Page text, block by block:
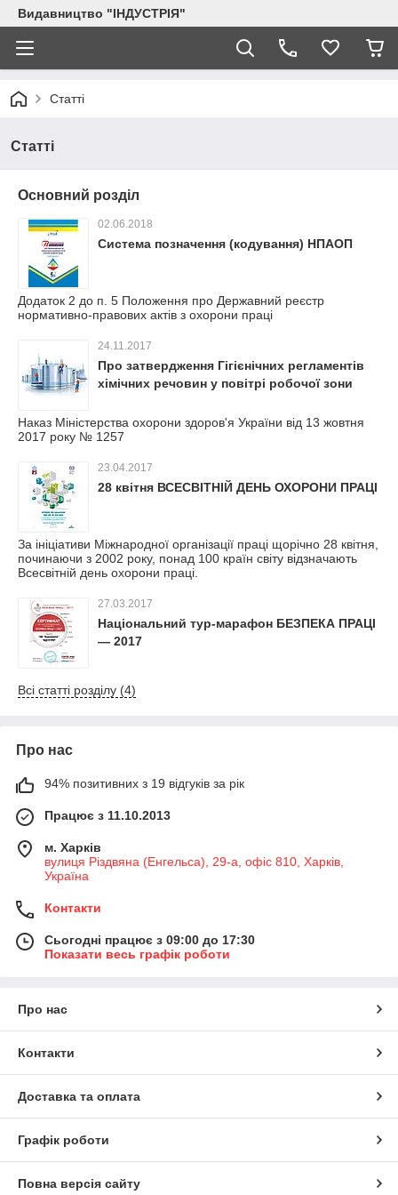
Видавництво "ІНДУСТРІЯ"
Статті
Статті
Основний розділ
02.06.2018
Система позначення (кодування) НПАОП
Додаток 2 до п. 5 Положення про Державний реєстр
нормативно-правових актів з охорони праці
24.11.2017
Про затвердження Гігієнічних регламентів
хімічних речовин у повітрі робочої зони
Наказ Міністерства охорони здоров'я України від 13 жовтня
2017 року № 1257
23.04.2017
28 квітня ВСЕСВІТНІЙ ДЕНЬ ОХОРОНИ ПРАЦІ
За ініціативи Міжнародної організації праці щорічно 28 квітня,
починаючи з 2002 року, понад 100 країн світу відзначають
Всесвітній день охорони праці.
27.03.2017
Національний тур-марафон БЕЗПЕКА ПРАЦІ
— 2017
Всі статті розділу (4)
Про нас
94% позитивних з 19 відгуків за рік
Працює з 11.10.2013
м. Харків
вулиця Різдвяна (Енгельса), 29-а, офіс 810, Харків,
Україна
Контакти
Сьогодні працює з 09:00 до 17:30
Показати весь графік роботи
Про нас
Контакти
Доставка та оплата
Графік роботи
Повна версія сайту